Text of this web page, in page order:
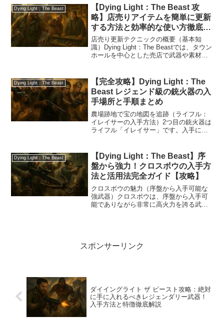
電気ボックスにヒューズを差し込むこと
で扉が開き、奥の部屋に進...
Dying Light：The Beast
【Dying Light：The Beast 攻
略】店売りアイテムを簡単に更新
する方法と効率的な使い方徹底解
説
店売り更新テクニックの概要（基本知
識）Dying Light：The Beastでは、タウン
ホールを中心とした売店で武器や素材を
が自動的に更新される仕組みですが、特
定の...
Dying Light：The Beast
【完全攻略】Dying Light：The
Beast レジェンド級の銃火器の入
手場所と手順まとめ
農場跡地で宝の地図を追跡（ライフル：
イレイサーの入手方法）2つ目の銃火器は
ライフル「イレイサー」です。入手には
地にある小屋が目印です。小屋に入るに
は横の木箱を破壊して内部...
Dying Light：The Beast
【Dying Light：The Beast】序
盤から強力！クロスボウの入手方
法と活用法完全ガイド【攻略】
クロスボウの魅力（序盤から入手可能な
強武器）クロスボウは、序盤から入手可
能でありながら非常に高火力を誇る武器
スポンサーリンク
ダイイングライト ザ ビースト攻略：絶対
に手に入れるべきレジェンダリー武器！
入手方法と特徴徹底解説